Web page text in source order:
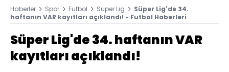
Haberler Spor Futbol Süper Lig
Süper Lig'de 34.
haftanın VAR kayıtları açıklandı! - Futbol Haberleri
Süper Lig'de 34. haftanın VAR
kayıtları açıklandı!